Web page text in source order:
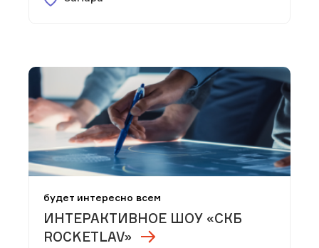
будет интересно всем
ИНТЕРАКТИВНОЕ ШОУ «СКБ
ROCKETLAV»